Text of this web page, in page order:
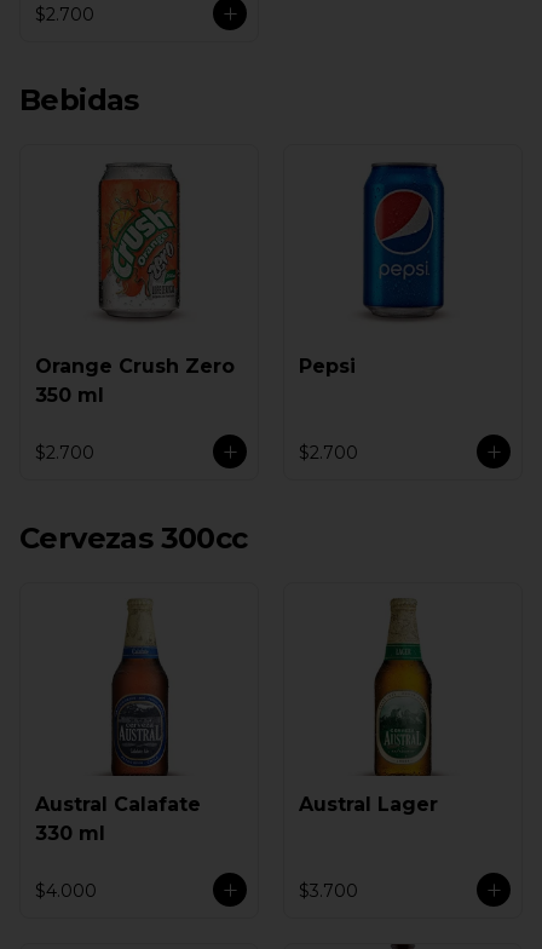
$2.700
Bebidas
Orange Crush Zero
350 ml
$2.700
Pepsi
$2.700
Cervezas 300cc
Austral Calafate
330 ml
$4.000
Austral Lager
$3.700